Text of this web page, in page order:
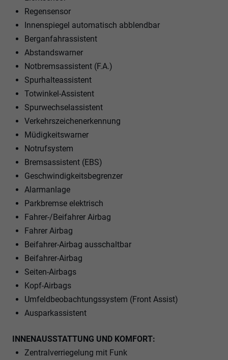
Regensensor
Innenspiegel automatisch abblendbar
Berganfahrassistent
Abstandswarner
Notbremsassistent (F.A.)
Spurhalteassistent
Totwinkel-Assistent
Spurwechselassistent
Verkehrszeichenerkennung
Müdigkeitswarner
Notrufsystem
Bremsassistent (EBS)
Geschwindigkeitsbegrenzer
Alarmanlage
Parkbremse elektrisch
Fahrer-/Beifahrer Airbag
Fahrer Airbag
Beifahrer-Airbag ausschaltbar
Beifahrer-Airbag
Seiten-Airbags
Kopf-Airbags
Umfeldbeobachtungssystem (Front Assist)
Ausparkassistent
INNENAUSSTATTUNG UND KOMFORT:
Zentralverriegelung mit Funk